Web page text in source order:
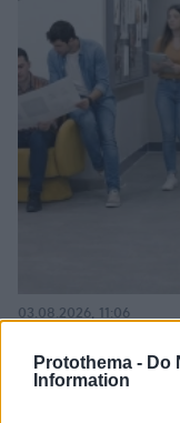
Protothema - Do
Information
Κάτι αλλάζει στον
στην Ελλάδα
03.08.2026, 11:06